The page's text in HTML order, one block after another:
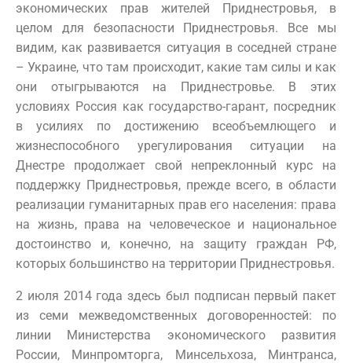
экономических прав жителей Приднестровья, в
целом для безопасности Приднестровья. Все мы
видим, как развивается ситуация в соседней стране
– Украине, что там происходит, какие там силы и как
они отыгрываются на Приднестровье. В этих
условиях Россия как государство-гарант, посредник
в усилиях по достижению всеобъемлющего и
жизнеспособного урегулирования ситуации на
Днестре продолжает свой непреклонный курс на
поддержку Приднестровья, прежде всего, в области
реализации гуманитарных прав его населения: права
на жизнь, права на человеческое и национальное
достоинство и, конечно, на защиту граждан РФ,
которых большинство на территории Приднестровья.
2 июля 2014 года здесь был подписан первый пакет
из семи межведомственных договоренностей: по
линии Министерства экономического развития
России, Минпромторга, Минсельхоза, Минтранса,